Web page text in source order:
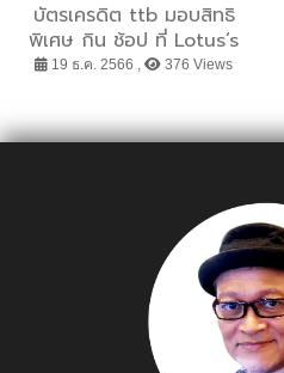
บัตรเครดิต ttb มอบสิทธิ
พิเศษ กิน ช้อป ที่ Lotus’s
Smart Community
รับเครดิตเงินคืนสูงสุด 12%
19 ธ.ค. 2566 , 376 Views